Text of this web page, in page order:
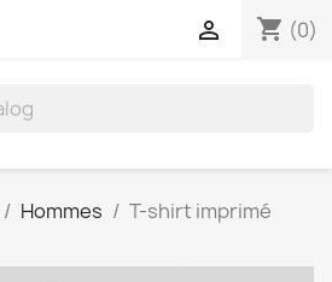
shopping_cart (0)

Hommes
T-shirt imprimé